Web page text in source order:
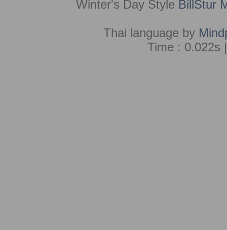
Winter's Day Style BillStur
Thai language by
Time : 0.022s